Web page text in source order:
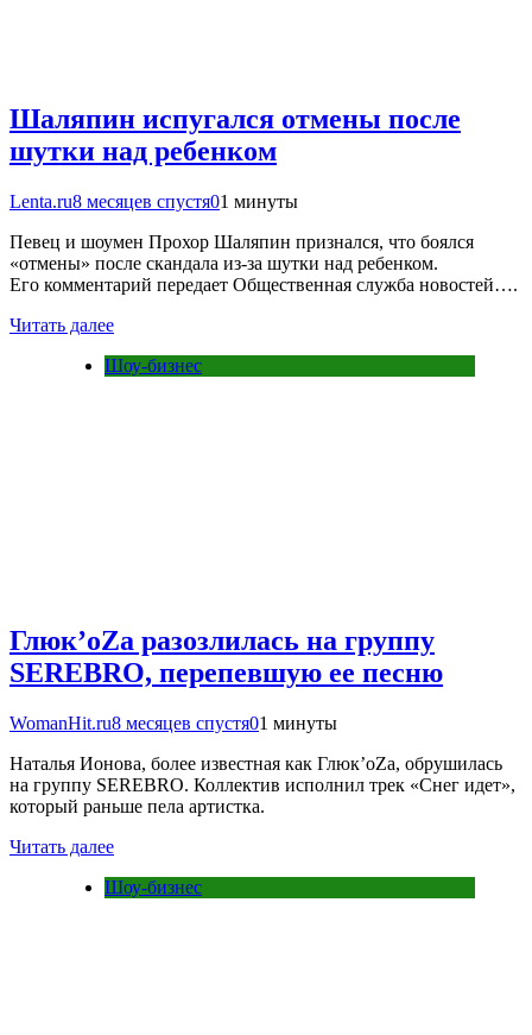
Шаляпин испугался отмены после
шутки над ребенком
Lenta.ru8 месяцев спустя01 минуты
Певец и шоумен Прохор Шаляпин признался, что боялся
«отмены» после скандала из-за шутки над ребенком.
Его комментарий передает Общественная служба новостей….
Читать далее
Шоу-бизнес
Глюк’oZа разозлилась на группу
SEREBRO, перепевшую ее песню
WomanHit.ru8 месяцев спустя01 минуты
Наталья Ионова, более известная как Глюк’oZа, обрушилась
на группу SEREBRO. Коллектив исполнил трек «Снег идет»,
который раньше пела артистка.
Читать далее
Шоу-бизнес